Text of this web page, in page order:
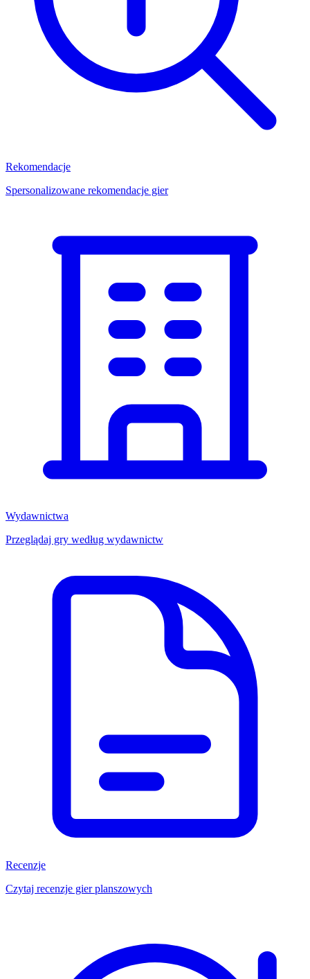
Rekomendacje
Spersonalizowane rekomendacje gier
Wydawnictwa
Przeglądaj gry według wydawnictw
Recenzje
Czytaj recenzje gier planszowych